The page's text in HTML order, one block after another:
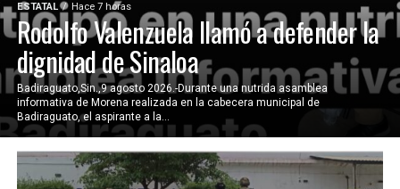
ESTATAL Hace 7 horas
Rodolfo Valenzuela llamó a defender la
dignidad de Sinaloa
Badiraguato,Sin.,9 agosto 2026.-Durante una nutrida asamblea
informativa de Morena realizada en la cabecera municipal de
Badiraguato, el aspirante a la...